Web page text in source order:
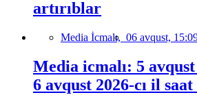
artırıblar
Media İcmalı, 06 avqust,
Media icmalı: 5
6 avqust 2026-cı il